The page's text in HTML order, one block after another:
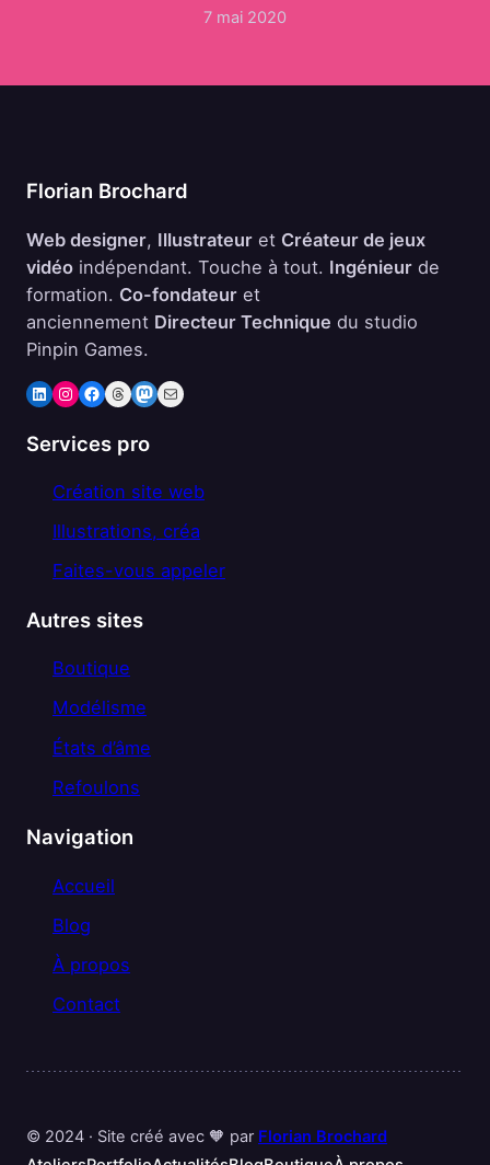
7 mai 2020
Florian Brochard
Web designer, Illustrateur et Créateur de jeux
vidéo indépendant. Touche à tout. Ingénieur de
formation. Co-fondateur et
anciennement Directeur Technique du studio
Pinpin Games.
LinkedIn
Instagram Facebook Threads Mastodon E-mail
Services pro
Création site web
Illustrations, créa
Faites-vous appeler
Autres sites
Boutique
Modélisme
États d’âme
Refoulons
Navigation
Accueil
Blog
À propos
Contact
© 2024 · Site créé avec 🧡 par Florian Brochard